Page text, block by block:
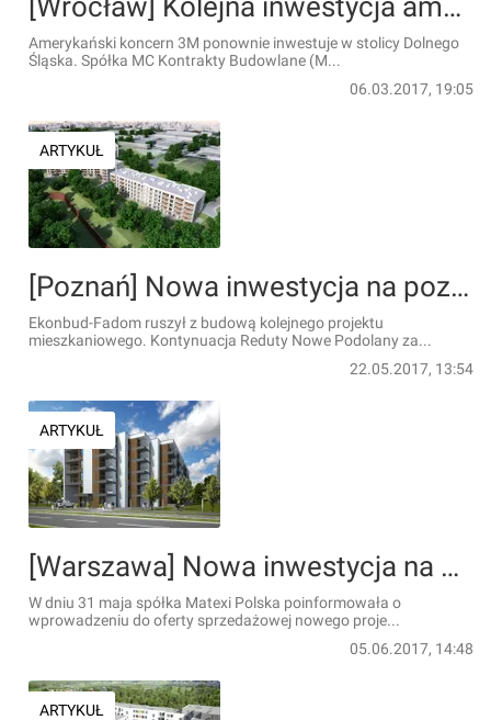
[Wrocław] Kolejna inwestycja amerykańskiego koncernu 3M
Amerykański koncern 3M ponownie inwestuje w stolicy Dolnego
Śląska. Spółka MC Kontrakty Budowlane (M...
06.03.2017, 19:05
ARTYKUŁ
[Poznań] Nowa inwestycja na poznańskich Podolanach
Ekonbud-Fadom ruszył z budową kolejnego projektu
mieszkaniowego. Kontynuacja Reduty Nowe Podolany za...
22.05.2017, 13:54
ARTYKUŁ
[Warszawa] Nowa inwestycja na Bemowie rozpoczęta
W dniu 31 maja spółka Matexi Polska poinformowała o
wprowadzeniu do oferty sprzedażowej nowego proje...
05.06.2017, 14:48
ARTYKUŁ